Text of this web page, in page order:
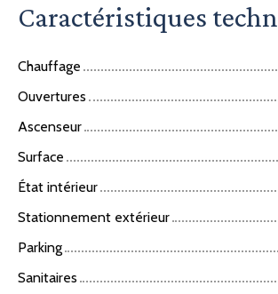
Caractéristiques
Chauffage
Ouvertures
Ascenseur
Surface
État intérieur
Stationnement extérieur
Parking
Sanitaires